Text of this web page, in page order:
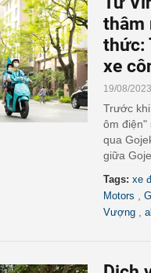
thâm
thức:
xe
19/08/
Trước
ôm điện"
qua
giữa
Tags: xe
Motors
Vượng